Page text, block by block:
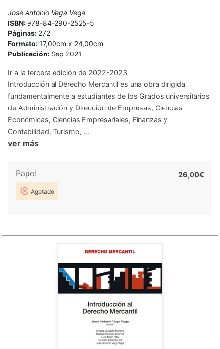
José Antonio Vega Vega
ISBN: 978-84-290-2525-5
Páginas: 272
Formato:17,00cm x 24,00cm
Publicación: Sep 2021
Ir a la tercera edición de 2022-2023
Introducción al Derecho Mercantil es una obra dirigida
fundamentalmente a estudiantes de los Grados universitarios
de Administración y Dirección de Empresas, Ciencias
Económicas, Ciencias Empresariales, Finanzas y
Contabilidad, Turismo, ...
ver más
Papel
Agotado
26,00€